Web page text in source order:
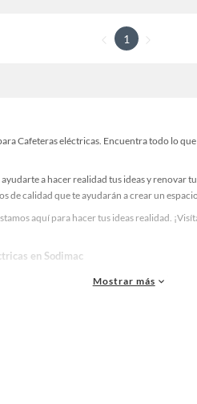
1
Cafeteras eléctricas. Encuentra todo lo
a hacer realidad tus ideas y
de calidad que te ayudarán a crear un
aquí para hacer tus ideas realidad.
en Sodimac
proyectos y renovación de espacios.
Mostrar más